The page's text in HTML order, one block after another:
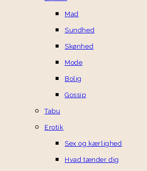
Mad
Sundhed
Skønhed
Mode
Bolig
Gossip
Tabu
Erotik
Sex og kærlighed
Hvad tænder dig